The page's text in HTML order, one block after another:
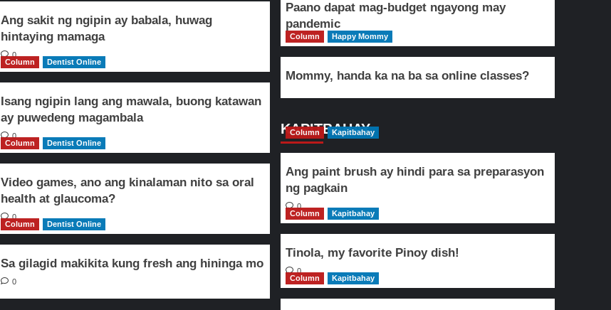
Ang sakit ng ngipin ay babala, huwag
hintaying mamaga
0
Column
Dentist Online
Isang ngipin lang ang mawala, buong katawan
ay puwedeng magambala
0
Column
Dentist Online
Video games, ano ang kinalaman nito sa oral
health at glaucoma?
0
Column
Dentist Online
Sa gilagid makikita kung fresh ang hininga mo
0
Paano dapat mag-budget ngayong may
pandemic
Column Happy Mommy
Mommy, handa ka na ba sa online classes?
KAPITBAHAY
Column Kapitbahay
Ang paint brush ay hindi para sa preparasyon
ng pagkain
0
Column
Kapitbahay
Tinola, my favorite Pinoy dish!
0
Column
Kapitbahay